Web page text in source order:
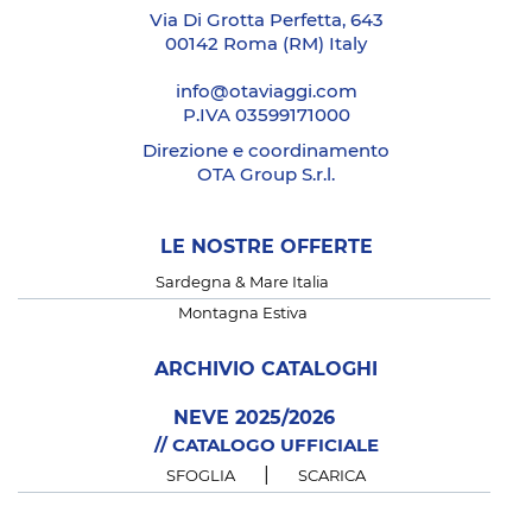
Via Di Grotta Perfetta, 643
00142 Roma (RM) Italy
info@otaviaggi.com
P.IVA 03599171000
Direzione e coordinamento
OTA Group S.r.l.
LE NOSTRE OFFERTE
Sardegna & Mare Italia
Montagna Estiva
ARCHIVIO CATALOGHI
NEVE 2025/2026
// CATALOGO UFFICIALE
SFOGLIA SCARICA